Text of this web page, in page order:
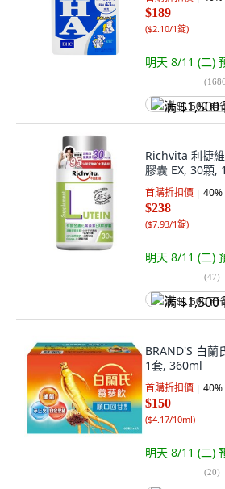
$189
($2.10/1錠)
明天 8/11 (二)
(1686
满 $1,500 再
Richvita 利捷
膠囊 EX, 30顆,
首購折扣價 40%
$238
($7.93/1錠)
明天 8/11 (二)
(47)
满 $1,500 再
BRAND'S 白蘭
1套, 360ml
首購折扣價 40%
$150
($4.17/10ml)
明天 8/11 (二)
(20)